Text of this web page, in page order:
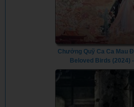
Chưởng Quỹ Ca Ca Mau
Beloved Birds (2024)